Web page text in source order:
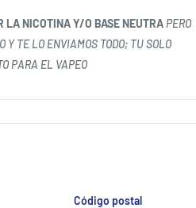
LA NICOTINA Y/O BASE NEUTRA PERO
TE LO ENVIAMOS TODO; TU SOLO
PARA EL VAPEO
Código postal